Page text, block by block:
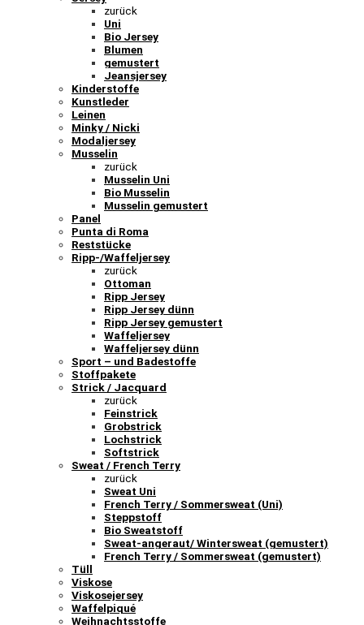
zurück
Uni
Bio Jersey
Blumen
gemustert
Jeansjersey
Kinderstoffe
Kunstleder
Leinen
Minky / Nicki
Modaljersey
Musselin
zurück
Musselin Uni
Bio Musselin
Musselin gemustert
Panel
Punta di Roma
Reststücke
Ripp-/Waffeljersey
zurück
Ottoman
Ripp Jersey
Ripp Jersey dünn
Ripp Jersey gemustert
Waffeljersey
Waffeljersey dünn
Sport – und Badestoffe
Stoffpakete
Strick / Jacquard
zurück
Feinstrick
Grobstrick
Lochstrick
Softstrick
Sweat / French Terry
zurück
Sweat Uni
French Terry / Sommersweat (Uni)
Steppstoff
Bio Sweatstoff
Sweat-angeraut/ Wintersweat (gemustert)
French Terry / Sommersweat (gemustert)
Tüll
Viskose
Viskosejersey
Waffelpiqué
Weihnachtsstoffe